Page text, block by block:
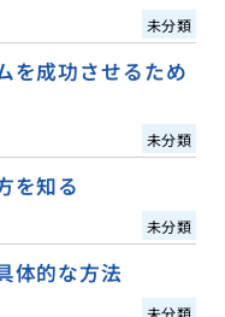
未分類
を成功させるため
未分類
を知る
未分類
体的な方法
未分類